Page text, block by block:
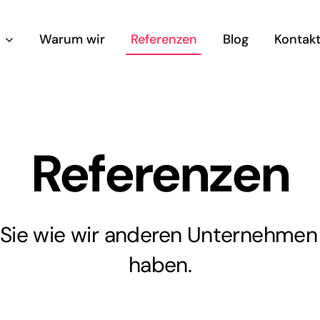
und
Online
zielgruppenorientierte
Warum wir Referenzen Blog Kontakt
Referenzen
wie wir anderen
haben.